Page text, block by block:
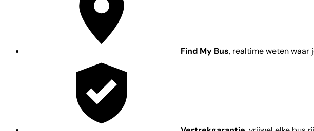
Find My Bus, realtime weten waar